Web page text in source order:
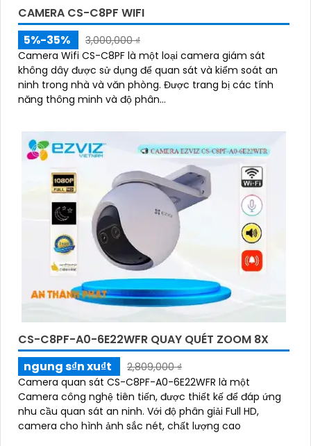
CAMERA CS-C8PF WIFI
5%-35%
3,000,000 ₫
Camera Wifi CS-C8PF là một loại camera giám sát
không dây được sử dụng để quan sát và kiểm soát an
ninh trong nhà và văn phòng. Được trang bị các tính
năng thông minh và độ phân...
CS-C8PF-A0-6E22WFR QUAY QUÉT ZOOM 8X
ngung s₫n xu₫t
2,809,000 ₫
Camera quan sát CS-C8PF-A0-6E22WFR là một
Camera công nghệ tiên tiến, được thiết kế để đáp ứng
nhu cầu quan sát an ninh. Với độ phân giải Full HD,
camera cho hình ảnh sắc nét, chất lượng cao